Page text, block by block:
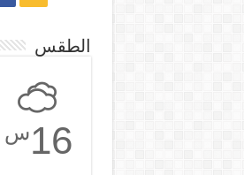
الطقس
16س